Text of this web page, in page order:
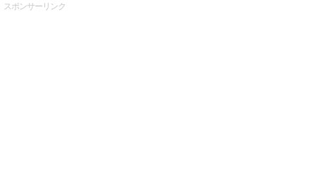
スポンサーリンク